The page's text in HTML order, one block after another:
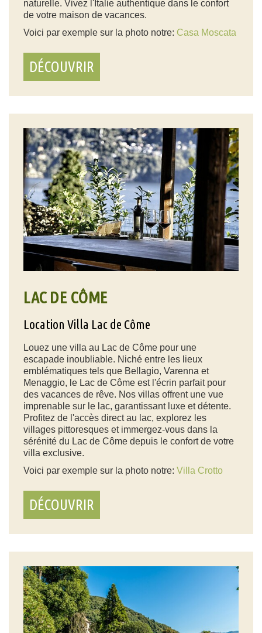
naturelle. Vivez l'Italie authentique dans le confort
de votre maison de vacances.
Voici par exemple sur la photo notre: Casa Moscata
DÉCOUVRIR
LAC DE CÔME
Location Villa Lac de Côme
Louez une villa au Lac de Côme pour une
escapade inoubliable. Niché entre les lieux
emblématiques tels que Bellagio, Varenna et
Menaggio, le Lac de Côme est l'écrin parfait pour
des vacances de rêve. Nos villas offrent une vue
imprenable sur le lac, garantissant luxe et détente.
Profitez de l'accès direct au lac, explorez les
villages pittoresques et immergez-vous dans la
sérénité du Lac de Côme depuis le confort de votre
villa exclusive.
Voici par exemple sur la photo notre: Villa Crotto
DÉCOUVRIR